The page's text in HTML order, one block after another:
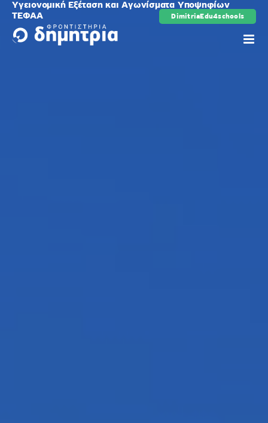
Μετάβαση
περιεχόμενο
DimitriaEdu4schools
Υγειονομική Εξέταση και Αγωνίσματα Υποψηφίων
ΤΕΦΑΑ